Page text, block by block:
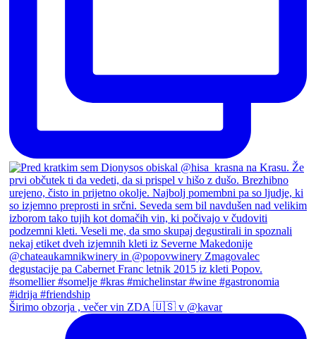
Širimo obzorja , večer vin ZDA 🇺🇸 v @kavar